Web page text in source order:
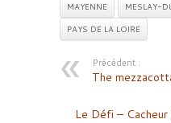
MAYENNE
MESLAY-
PAYS DE LA LOIRE
Précédent :
The
Le Défi –